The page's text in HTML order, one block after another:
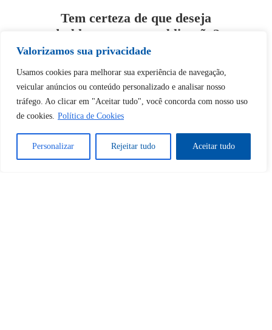
Valorizamos sua privacidade
Usamos cookies para melhorar sua experiência de navegação,
veicular anúncios ou conteúdo personalizado e analisar nosso
tráfego. Ao clicar em "Aceitar tudo", você concorda com nosso uso
de cookies. Política de Cookies
Personalizar Rejeitar tudo Aceitar tudo
Tem certeza de que deseja
desbloquear esta publicação?
Desbloquear esquerda : 0
Sim Não